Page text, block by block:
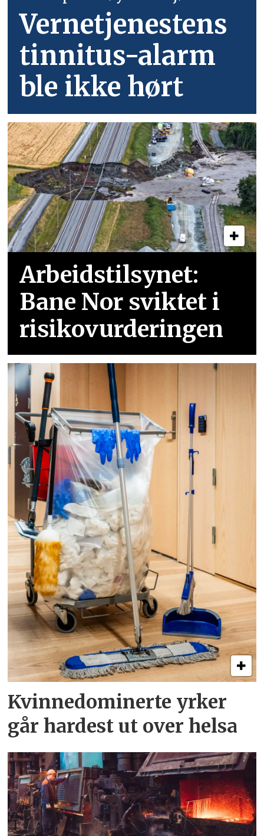
Vernetjenestens
tinnitus-alarm
ble ikke hørt
Arbeidstilsynet:
Bane Nor sviktet i
risikovurderingen
Kvinnedominerte yrker
går hardest ut over helsa